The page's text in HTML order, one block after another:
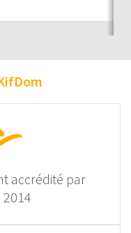
accrédité par
2014